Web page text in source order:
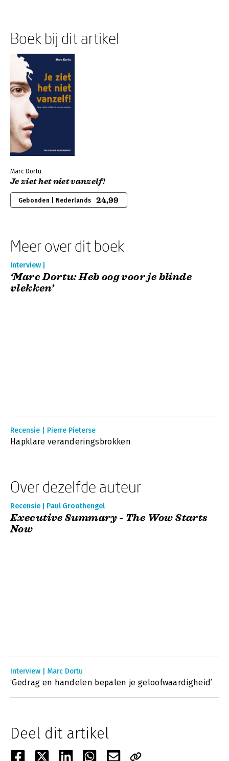
Boek bij dit artikel
Marc Dortu
Je ziet het niet vanzelf!
Gebonden | Nederlands 24,99
Meer over dit boek
Interview |
‘Marc Dortu: Heb oog voor je blinde
vlekken’
Recensie | Pierre Pieterse
Hapklare veranderingsbrokken
Over dezelfde auteur
Recensie | Paul Groothengel
Executive Summary - The Wow Starts
Now
Interview | Marc Dortu
‘Gedrag en handelen bepalen je geloofwaardigheid’
Deel dit artikel